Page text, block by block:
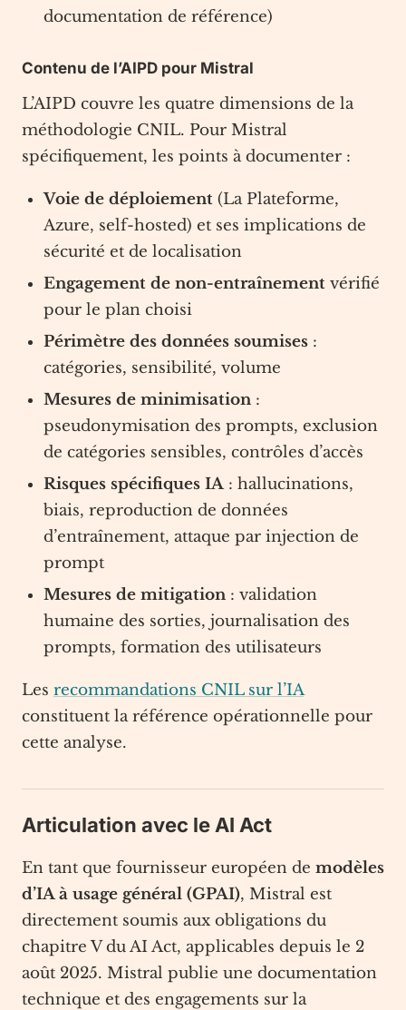
documentation de référence)
Contenu de l’AIPD pour Mistral
L’AIPD couvre les quatre dimensions de la
méthodologie CNIL. Pour Mistral
spécifiquement, les points à documenter :
Voie de déploiement (La Plateforme,
Azure, self-hosted) et ses implications de
sécurité et de localisation
Engagement de non-entraînement vérifié
pour le plan choisi
Périmètre des données soumises :
catégories, sensibilité, volume
Mesures de minimisation :
pseudonymisation des prompts, exclusion
de catégories sensibles, contrôles d’accès
Risques spécifiques IA: hallucinations,
biais, reproduction de données
d’entraînement, attaque par injection de
prompt
Mesures de mitigation : validation
humaine des sorties, journalisation des
prompts, formation des utilisateurs
Les recommandations CNIL sur l’IA
constituent la référence opérationnelle pour
cette analyse.
Articulation avec le AI Act
En tant que fournisseur européen de modèles
d’IA à usage général (GPAI), Mistral est
directement soumis aux obligations du
chapitre V du AI Act, applicables depuis le 2
août 2025. Mistral publie une documentation
technique et des engagements sur la